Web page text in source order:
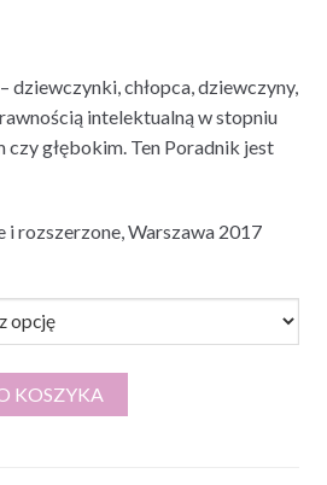
zł
– dziewczynki, chłopca, dziewczyny,
intelektualną w stopniu
głębokim. Ten Poradnik jest
rozszerzone, Warszawa 2017
KOSZYKA